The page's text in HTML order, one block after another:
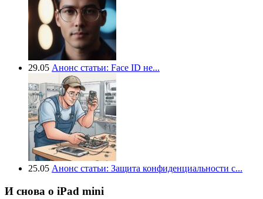
29.05 Анонс статьи: Face ID не...
25.05 Анонс статьи: Защита конфиденциальности с...
И снова о iPad mini